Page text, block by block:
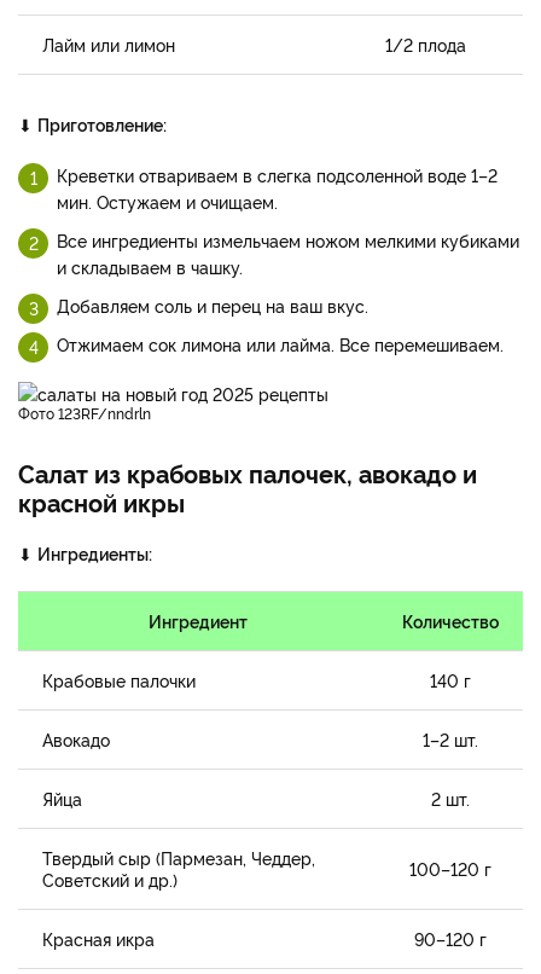
Лайм или лимон 1/2 плода
⬇ Приготовление:
Креветки отвариваем в слегка подсоленной воде 1–2
мин. Остужаем и очищаем.
Все ингредиенты измельчаем ножом мелкими кубиками
и складываем в чашку.
Добавляем соль и перец на ваш вкус.
Отжимаем сок лимона или лайма. Все перемешиваем.
фото 123RF/nndrln
Салат из крабовых палочек, авокадо и
красной икры
⬇ Ингредиенты:
Ингредиент Количество
Крабовые палочки 140 г
Авокадо 1–2 шт.
Яйца 2 шт.
Твердый сыр (Пармезан, Чеддер,
Советский и др.)
100–120 г
Красная икра 90–120 г